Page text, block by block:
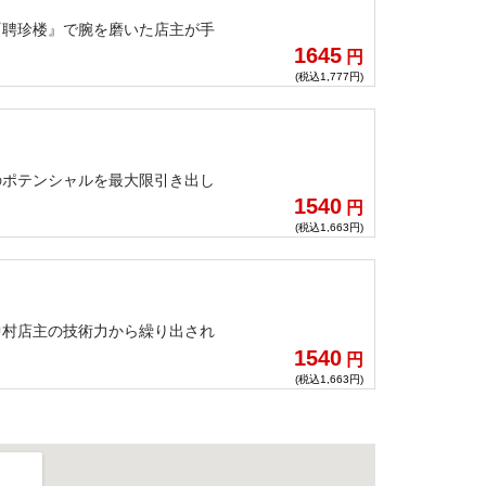
珍楼』で腕を磨いた店主が手
1645 円
(税込1,777円)
テンシャルを最大限引き出し
1540 円
(税込1,663円)
店主の技術力から繰り出され
1540 円
(税込1,663円)